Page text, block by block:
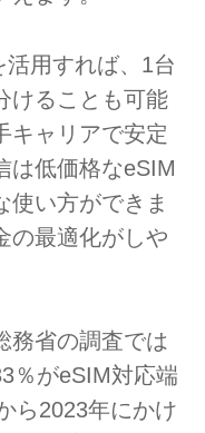
用すれば、1台
けることも可能
キャリアで安定
は低価格なeSIM
使い方ができま
の最適化がしや
務省の調査では
％がeSIM対応端
ら2023年にかけ